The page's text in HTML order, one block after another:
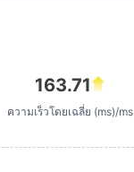
163.71
ความเร็วโดยเฉลี่ย (ms)/ms